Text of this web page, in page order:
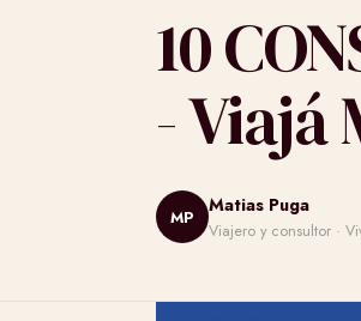
10
- Viajá
MP
Matias Puga
Viajero y consultor ·